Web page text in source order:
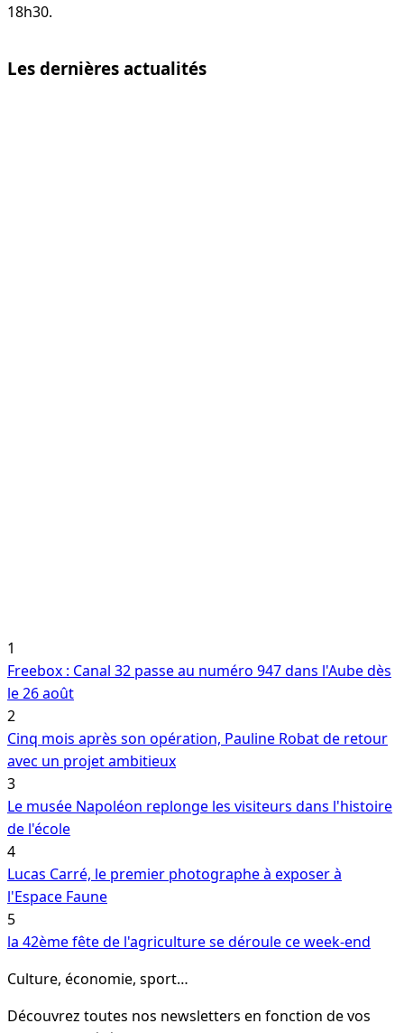
18h30.
Les dernières actualités
1
Freebox : Canal 32 passe au numéro 947 dans l'Aube dès
le 26 août
2
Cinq mois après son opération, Pauline Robat de retour
avec un projet ambitieux
3
Le musée Napoléon replonge les visiteurs dans l'histoire
de l'école
4
Lucas Carré, le premier photographe à exposer à
l'Espace Faune
5
la 42ème fête de l'agriculture se déroule ce week-end
Culture, économie, sport…
Découvrez toutes nos newsletters en fonction de vos